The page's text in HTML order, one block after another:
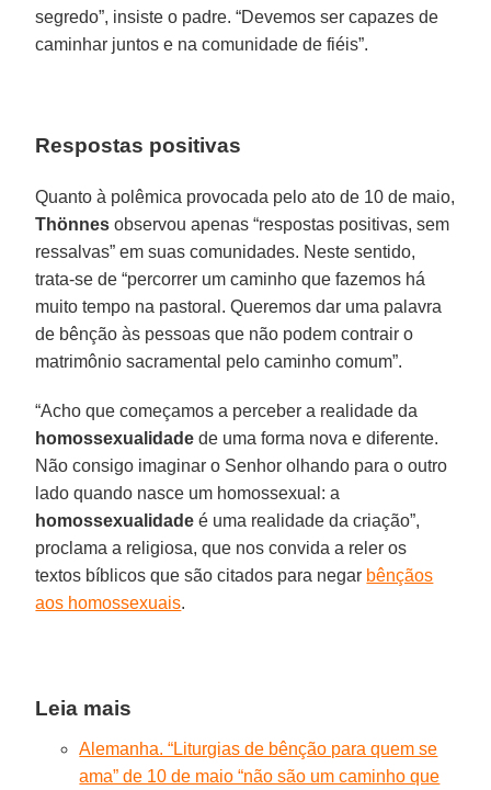
segredo”, insiste o padre. “Devemos ser capazes de
caminhar juntos e na comunidade de fiéis”.
Respostas positivas
Quanto à polêmica provocada pelo ato de 10 de maio,
Thönnes observou apenas “respostas positivas, sem
ressalvas” em suas comunidades. Neste sentido,
trata-se de “percorrer um caminho que fazemos há
muito tempo na pastoral. Queremos dar uma palavra
de bênção às pessoas que não podem contrair o
matrimônio sacramental pelo caminho comum”.
“Acho que começamos a perceber a realidade da
homossexualidade de uma forma nova e diferente.
Não consigo imaginar o Senhor olhando para o outro
lado quando nasce um homossexual: a
homossexualidade é uma realidade da criação”,
proclama a religiosa, que nos convida a reler os
textos bíblicos que são citados para negar bênçãos
aos homossexuais.
Leia mais
Alemanha. “Liturgias de bênção para quem se
ama” de 10 de maio “não são um caminho que